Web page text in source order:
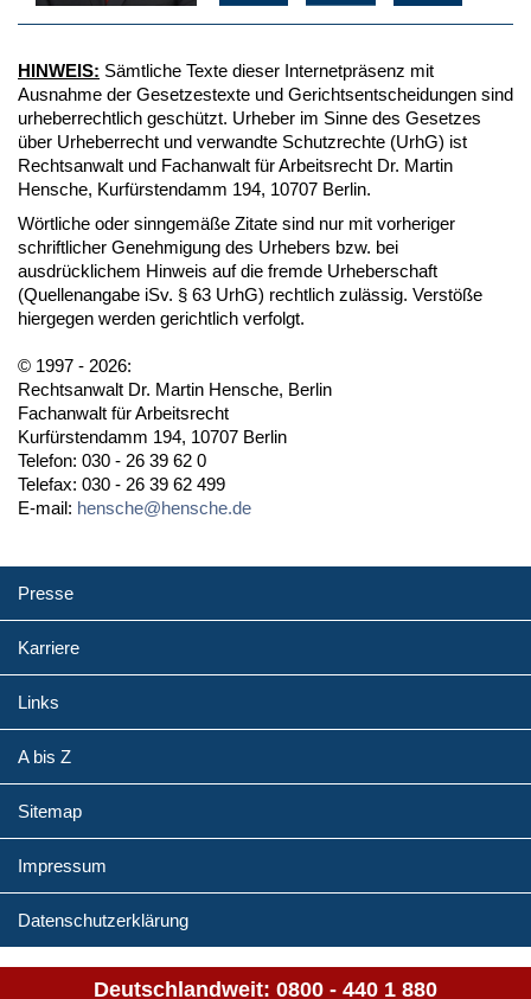
HINWEIS: Sämtliche Texte dieser Internetpräsenz mit
Ausnahme der Gesetzestexte und Gerichtsentscheidungen sind
urheberrechtlich geschützt. Urheber im Sinne des Gesetzes
über Urheberrecht und verwandte Schutzrechte (UrhG) ist
Rechtsanwalt und Fachanwalt für Arbeitsrecht Dr. Martin
Hensche, Kurfürstendamm 194, 10707 Berlin.
Wörtliche oder sinngemäße Zitate sind nur mit vorheriger
schriftlicher Genehmigung des Urhebers bzw. bei
ausdrücklichem Hinweis auf die fremde Urheberschaft
(Quellenangabe iSv. § 63 UrhG) rechtlich zulässig. Verstöße
hiergegen werden gerichtlich verfolgt.
© 1997 - 2026:
Rechtsanwalt Dr. Martin Hensche, Berlin
Fachanwalt für Arbeitsrecht
Kurfürstendamm 194, 10707 Berlin
Telefon: 030 - 26 39 62 0
Telefax: 030 - 26 39 62 499
E-mail: hensche@hensche.de
Presse
Karriere
Links
A bis Z
Sitemap
Impressum
Datenschutzerklärung
Deutschlandweit: 0800 - 440 1 880